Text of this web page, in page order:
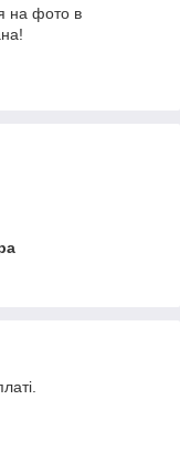
на фото в